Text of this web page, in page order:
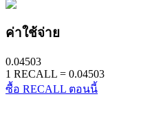
ค่าใช้จ่าย
0.04503
1 RECALL = 0.04503
ซื้อ RECALL ตอนนี้